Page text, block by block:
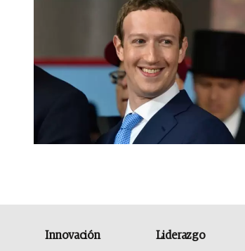
Innovación Liderazgo